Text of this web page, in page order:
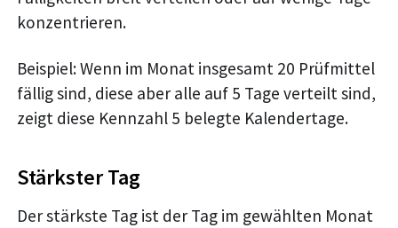
konzentrieren.
Beispiel: Wenn im Monat insgesamt 20 Prüfmittel
fällig sind, diese aber alle auf 5 Tage verteilt sind,
zeigt diese Kennzahl 5 belegte Kalendertage.
Stärkster Tag
Der stärkste Tag ist der Tag im gewählten Monat